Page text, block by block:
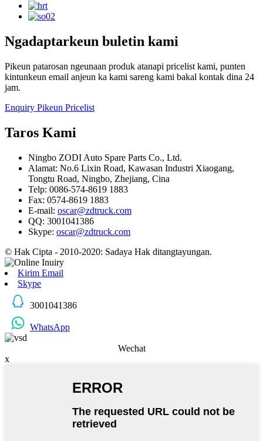
Ngadaptarkeun buletin kami
Pikeun patarosan ngeunaan produk atanapi pricelist kami, punten
kintunkeun email anjeun ka kami sareng kami bakal kontak dina 24
jam.
Enquiry Pikeun Pricelist
Taros Kami
Ningbo ZODI Auto Spare Parts Co., Ltd.
Alamat: No.6 Lixin Road, Kawasan Industri Xiaogang,
Tongtu Road, Ningbo, Zhejiang, Cina
Telp: 0086-574-8619 1883
Fax: 0574-8619 1883
E-mail: oscar@zdtruck.com
QQ: 3001041386
Skype: oscar@zdtruck.com
© Hak Cipta - 2010-2020: Sadaya Hak ditangtayungan.
Kirim Email
Skype
3001041386
WhatsApp
Wechat
x